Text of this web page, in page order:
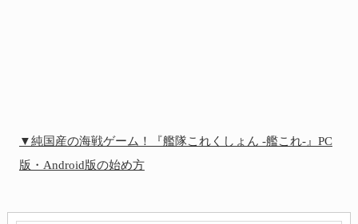
▼純国産の海戦ゲーム！『艦隊これくしょん -艦これ-』PC
版・Android版の始め方